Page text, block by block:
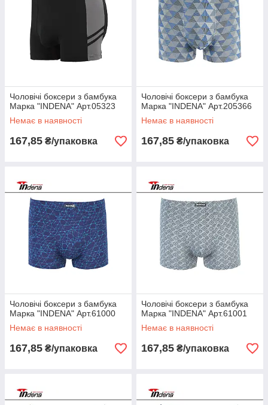
Чоловічі боксери з бамбука
Марка "INDENA" Арт.05323
Немає в наявності
167,85 ₴/упаковка
Чоловічі боксери з бамбука
Марка "INDENA" Арт.205366
Немає в наявності
167,85 ₴/упаковка
Чоловічі боксери з бамбука
Марка "INDENA" Арт.61000
Немає в наявності
167,85 ₴/упаковка
Чоловічі боксери з бамбука
Марка "INDENA" Арт.61001
Немає в наявності
167,85 ₴/упаковка